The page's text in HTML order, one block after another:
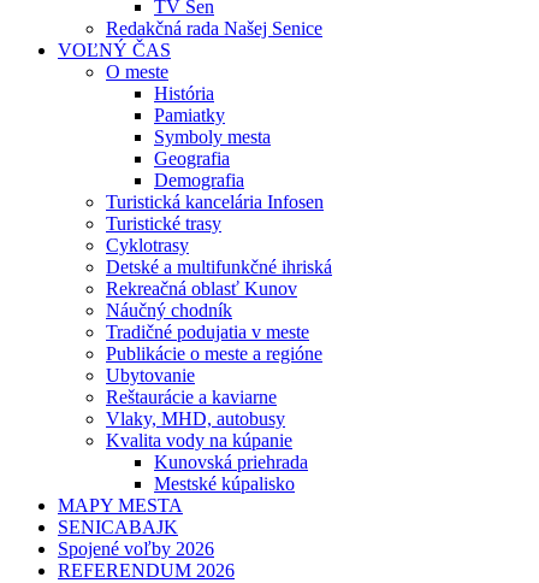
TV Sen
Redakčná rada Našej Senice
VOĽNÝ ČAS
O meste
História
Pamiatky
Symboly mesta
Geografia
Demografia
Turistická kancelária Infosen
Turistické trasy
Cyklotrasy
Detské a multifunkčné ihriská
Rekreačná oblasť Kunov
Náučný chodník
Tradičné podujatia v meste
Publikácie o meste a regióne
Ubytovanie
Reštaurácie a kaviarne
Vlaky, MHD, autobusy
Kvalita vody na kúpanie
Kunovská priehrada
Mestské kúpalisko
MAPY MESTA
SENICABAJK
Spojené voľby 2026
REFERENDUM 2026